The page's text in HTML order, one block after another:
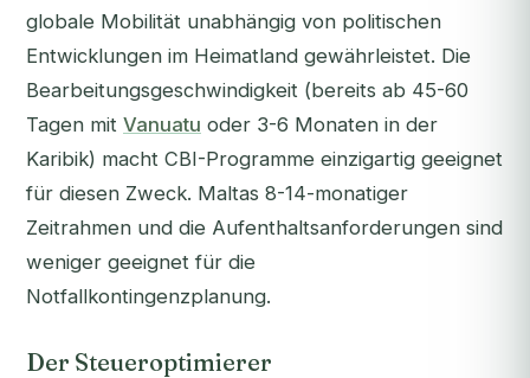
globale Mobilität unabhängig von politischen
Entwicklungen im Heimatland gewährleistet. Die
Bearbeitungsgeschwindigkeit (bereits ab 45-60
Tagen mit Vanuatu oder 3-6 Monaten in der
Karibik) macht CBI-Programme einzigartig geeignet
für diesen Zweck. Maltas 8-14-monatiger
Zeitrahmen und die Aufenthaltsanforderungen sind
weniger geeignet für die
Notfallkontingenzplanung.
Der Steueroptimierer